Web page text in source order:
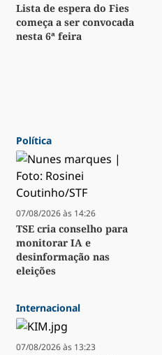
Lista de espera do Fies
começa a ser convocada
nesta 6ª feira
Política
07/08/2026 às 14:26
TSE cria conselho para
monitorar IA e
desinformação nas
eleições
Internacional
07/08/2026 às 13:23